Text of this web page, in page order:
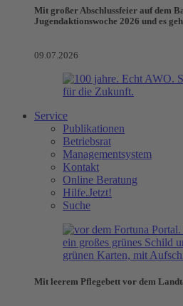
Mit großer Abschlussfeier auf dem
Jugendaktionswoche 2026 und es
09.07.2026
Service
Publikationen
Betriebsrat
Managementsystem
Kontakt
Online Beratung
Hilfe.Jetzt!
Suche
Mit leerem Pflegebett vor dem